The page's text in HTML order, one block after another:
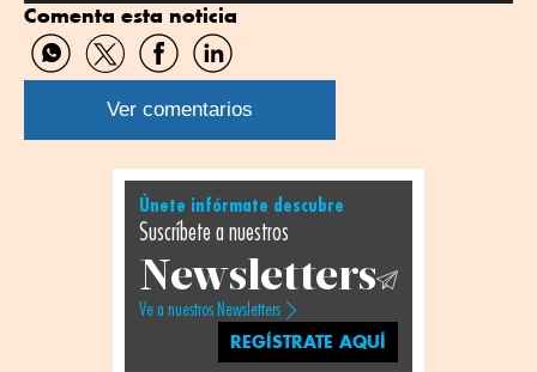
Comenta esta noticia
Compartir
por
WhatsApp
Compartir
por
Twitter
Compartir
por
Facebook
Compartir
por
Linkedin
Ver comentarios
Únete infórmate descubre
Suscríbete a nuestros
Newsletters
Ve a nuestros Newsletters
REGÍSTRATE AQUÍ